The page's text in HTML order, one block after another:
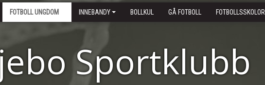
FOTBOLL UNGDOM INNEBANDY BOLLKUL GÅ FOTBOLL FOTBOLLSSKOLOR
Sportklubb